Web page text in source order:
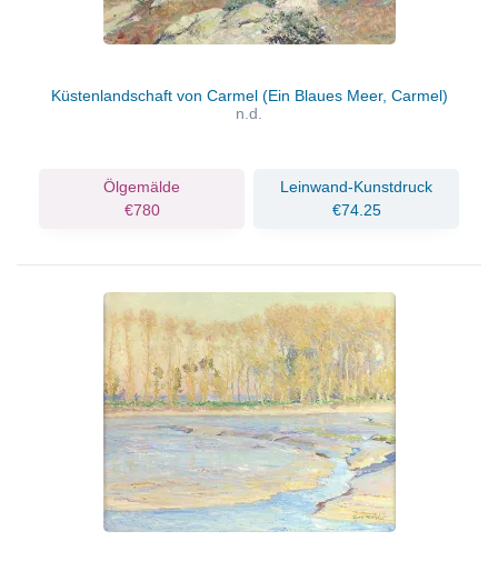
Küstenlandschaft von Carmel (Ein Blaues Meer, Carmel)
n.d.
Ölgemälde
€780
Leinwand-Kunstdruck
€74.25